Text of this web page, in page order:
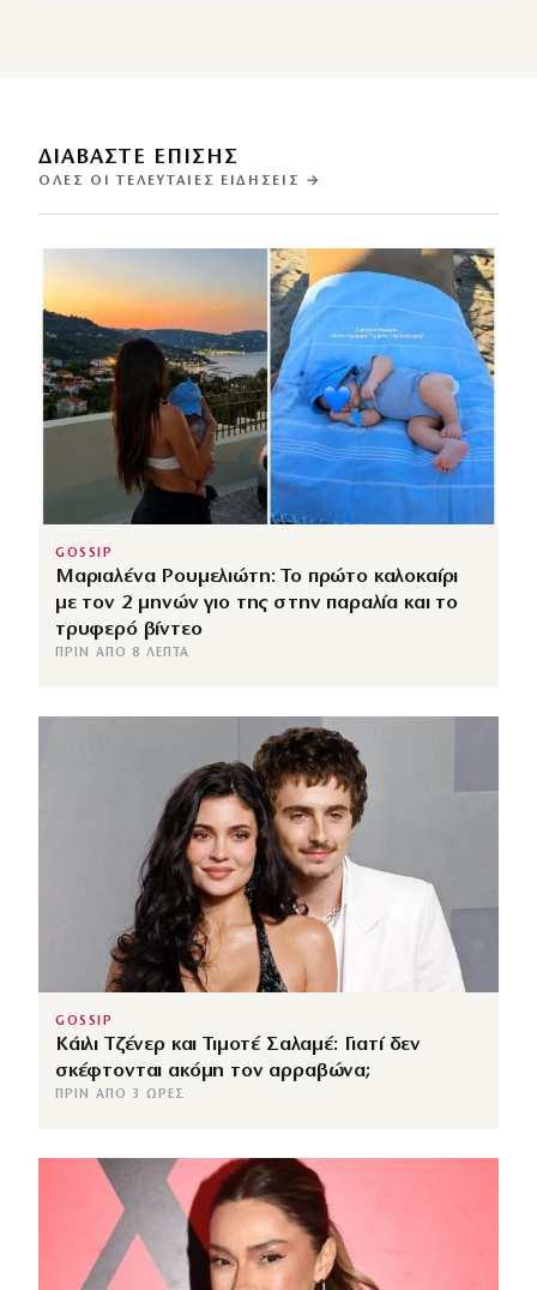
ΔΙΑΒΑΣΤΕ ΕΠΙΣΗΣ
ΌΛΕΣ ΟΙ ΤΕΛΕΥΤΑΊΕΣ ΕΙΔΉΣΕΙΣ →
GOSSIP
Μαριαλένα Ρουμελιώτη: Το πρώτο καλοκαίρι
με τον 2 μηνών γιο της στην παραλία και το
τρυφερό βίντεο
ΠΡΙΝ ΑΠΌ 8 ΛΕΠΤΆ
GOSSIP
Κάιλι Τζένερ και Τιμοτέ Σαλαμέ: Γιατί δεν
σκέφτονται ακόμη τον αρραβώνα;
ΠΡΙΝ ΑΠΌ 3 ΏΡΕΣ